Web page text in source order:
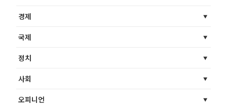
경제
국제
정치
사회
오피니언